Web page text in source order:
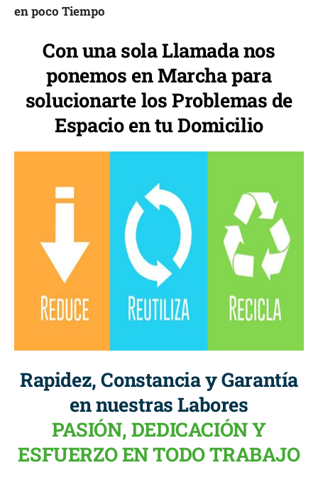
en poco Tiempo
Con una sola Llamada nos
ponemos en Marcha para
solucionarte los Problemas de
Espacio en tu Domicilio
Rapidez, Constancia y Garantía
en nuestras Labores
PASIÓN, DEDICACIÓN Y
ESFUERZO EN TODO TRABAJO